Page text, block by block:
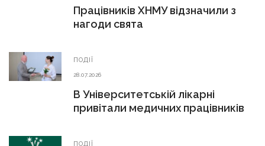
Працівників ХНМУ відзначили з
нагоди свята
ПОДІЇ
28.07.2026
В Університетській лікарні
привітали медичних працівників
ПОДІЇ